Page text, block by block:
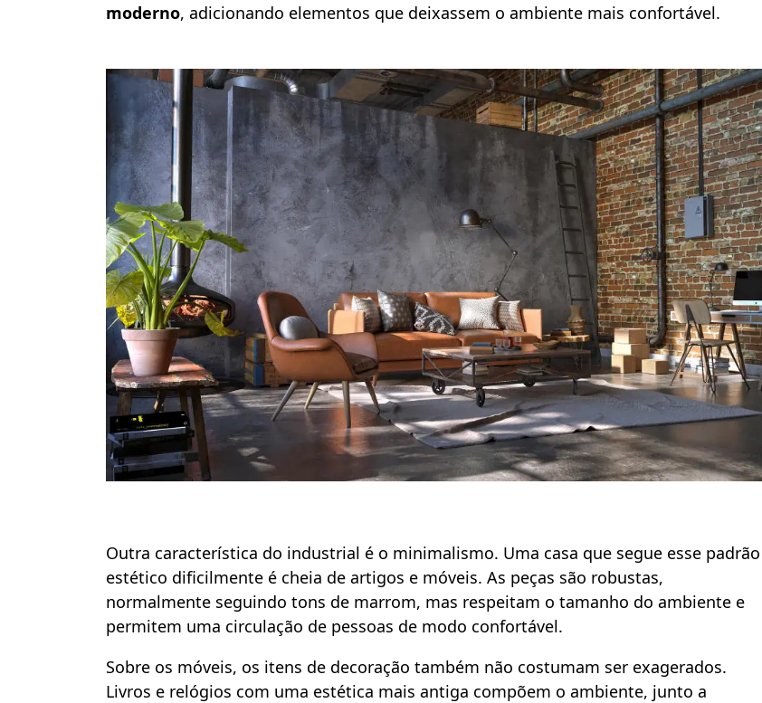
moderno, adicionando elementos que deixassem o ambiente mais confortável.
Outra característica do industrial é o minimalismo. Uma casa que segue esse padrão
estético dificilmente é cheia de artigos e móveis. As peças são robustas,
normalmente seguindo tons de marrom, mas respeitam o tamanho do ambiente e
permitem uma circulação de pessoas de modo confortável.
Sobre os móveis, os itens de decoração também não costumam ser exagerados.
Livros e relógios com uma estética mais antiga compõem o ambiente, junto a